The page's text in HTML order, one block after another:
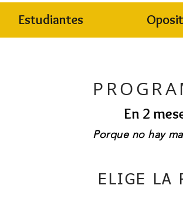
Estudiantes
En 2
Porque no hay
ELIGE LA